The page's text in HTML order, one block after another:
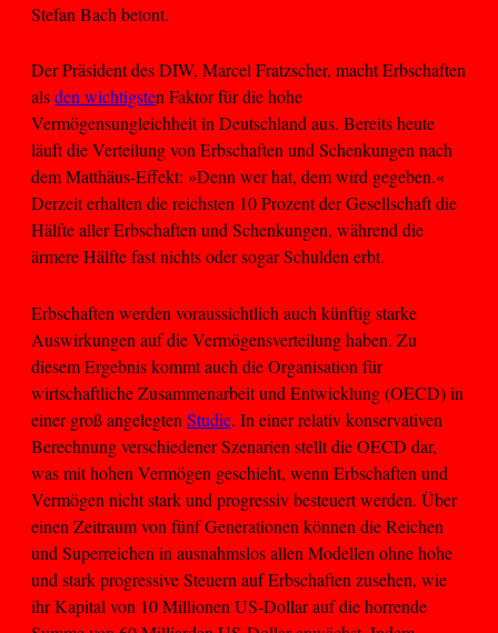
Stefan Bach betont.
Der Präsident des DIW, Marcel Fratzscher, macht Erbschaften
alsden wichtigsten Faktor für die hohe
Vermögensungleichheit in Deutschland aus. Bereits heute
läuft die Verteilung von Erbschaften und Schenkungen nach
dem Matthäus-Effekt: »Denn wer hat, dem wird gegeben.«
Derzeit erhalten die reichsten 10 Prozent der Gesellschaft die
Hälfte aller Erbschaften und Schenkungen, während die
ärmere Hälfte fast nichts oder sogar Schulden erbt.
Erbschaften werden voraussichtlich auch künftig starke
Auswirkungen auf die Vermögensverteilung haben. Zu
diesem Ergebnis kommt auch die Organisation für
wirtschaftliche Zusammenarbeit und Entwicklung (OECD) in
einer groß angelegten Studie. In einer relativ konservativen
Berechnung verschiedener Szenarien stellt die OECD dar,
was mit hohen Vermögen geschieht, wenn Erbschaften und
Vermögen nicht stark und progressiv besteuert werden. Über
einen Zeitraum von fünf Generationen können die Reichen
und Superreichen in ausnahmslos allen Modellen ohne hohe
und stark progressive Steuern auf Erbschaften zusehen, wie
ihr Kapital von 10 Millionen US-Dollar auf die horrende